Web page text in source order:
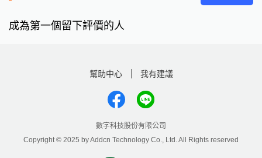
成為第一個留下評價的人
幫助中心 我有建議
數字科技股份有限公司
Copyright © 2025 by Addcn Technology Co., Ltd. All Rights reserved